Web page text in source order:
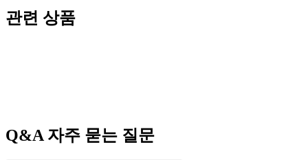
관련 상품
Q&A자주 묻는 질문